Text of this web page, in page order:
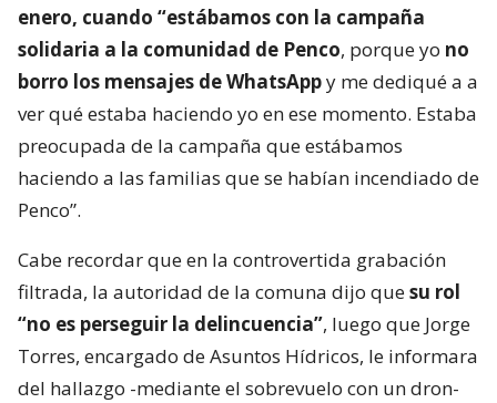
enero, cuando “estábamos con la campaña
solidaria a la comunidad de Penco, porque yo no
borro los mensajes de WhatsAppy me dediqué a a
ver qué estaba haciendo yo en ese momento. Estaba
preocupada de la campaña que estábamos
haciendo a las familias que se habían incendiado de
Penco”.
Cabe recordar que en la controvertida grabación
filtrada, la autoridad de la comuna dijo quesu rol
“no es perseguir la delincuencia”, luego que Jorge
Torres, encargado de Asuntos Hídricos, le informara
del hallazgo -mediante el sobrevuelo con un dron-